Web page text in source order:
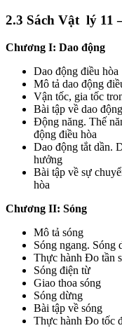
2.3 Sách Vật lý 11
Chương I: Dao động
Dao động điều hòa
Mô tả dao động
Vận tốc, gia tốc
Bài tập về dao
Động năng. Thế
động điều hòa
Dao động tắt dần.
hưởng
Bài tập về sự
hòa
Chương II: Sóng
Mô tả sóng
Sóng ngang. Sóng
Thực hành Đo tần
Sóng điện từ
Giao thoa sóng
Sóng dừng
Bài tập về sóng
Thực hành Đo tốc